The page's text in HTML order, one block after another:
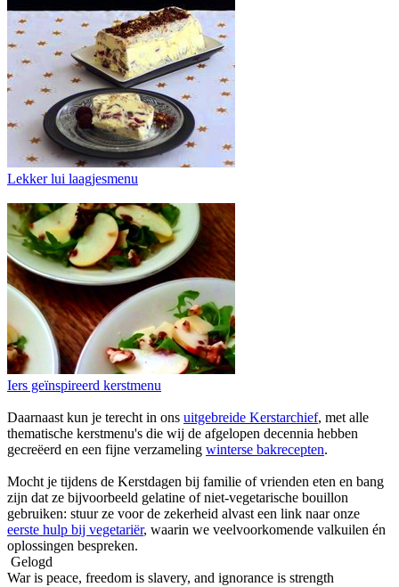
Lekker lui laagjesmenu
Iers geïnspireerd kerstmenu
Daarnaast kun je terecht in ons uitgebreide Kerstarchief, met alle
thematische kerstmenu's die wij de afgelopen decennia hebben
gecreëerd en een fijne verzameling winterse bakrecepten.
Mocht je tijdens de Kerstdagen bij familie of vrienden eten en bang
zijn dat ze bijvoorbeeld gelatine of niet-vegetarische bouillon
gebruiken: stuur ze voor de zekerheid alvast een link naar onze
eerste hulp bij vegetariër, waarin we veelvoorkomende valkuilen én
oplossingen bespreken.
Gelogd
War is peace, freedom is slavery, and ignorance is strength